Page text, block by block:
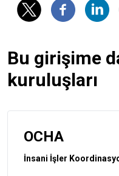
Bu girişime
kuruluşları
OCHA
İnsani İşler